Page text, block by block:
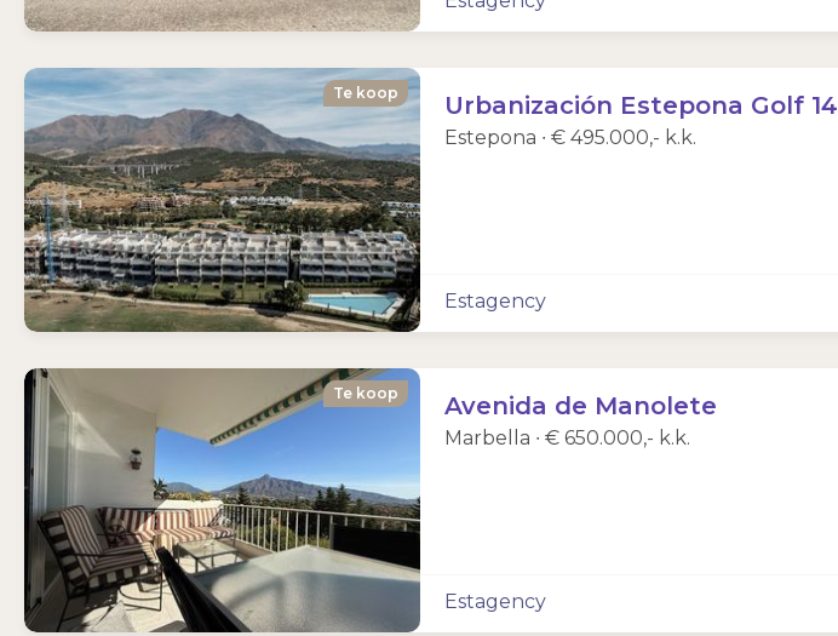
Te koop Urbanización Estepona Golf 14
Estepona ∙ € 495.000,- k.k.
Estagency
Te koop Avenida de Manolete
Marbella ∙ € 650.000,- k.k.
Estagency